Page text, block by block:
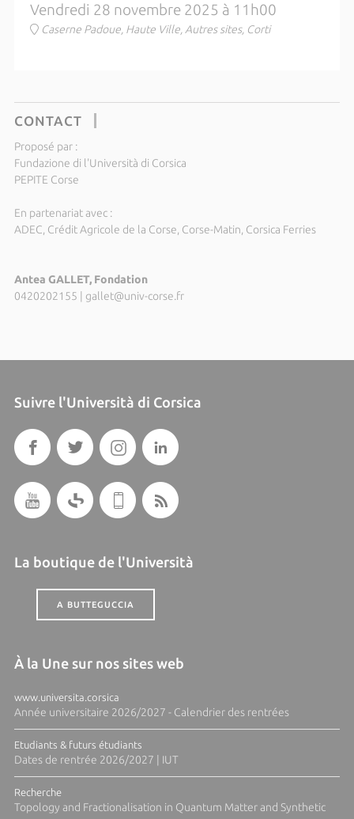
Vendredi 28 novembre 2025 à 11h00
Caserne Padoue, Haute Ville, Autres sites, Corti
CONTACT
Proposé par :
Fundazione di l'Università di Corsica
PEPITE Corse
En partenariat avec :
ADEC, Crédit Agricole de la Corse, Corse-Matin, Corsica Ferries
Antea GALLET, Fondation
0420202155 | gallet@univ-corse.fr
Suivre l'Università di Corsica
La boutique de l'Università
A BUTTEGUCCIA
À la Une sur nos sites web
www.universita.corsica
Année universitaire 2026/2027 - Calendrier des rentrées
Etudiants & futurs étudiants
Dates de rentrée 2026/2027 | IUT
Recherche
Topology and Fractionalisation in Quantum Matter and Synthetic